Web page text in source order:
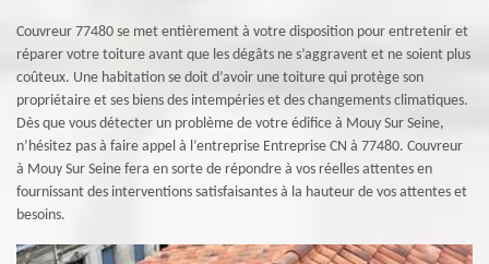
Couvreur 77480 se met entièrement à votre disposition pour entretenir et
réparer votre toiture avant que les dégâts ne s’aggravent et ne soient plus
coûteux. Une habitation se doit d’avoir une toiture qui protège son
propriétaire et ses biens des intempéries et des changements climatiques.
Dès que vous détecter un problème de votre édifice à Mouy Sur Seine,
n’hésitez pas à faire appel à l’entreprise Entreprise CN à 77480. Couvreur
à Mouy Sur Seine fera en sorte de répondre à vos réelles attentes en
fournissant des interventions satisfaisantes à la hauteur de vos attentes et
besoins.